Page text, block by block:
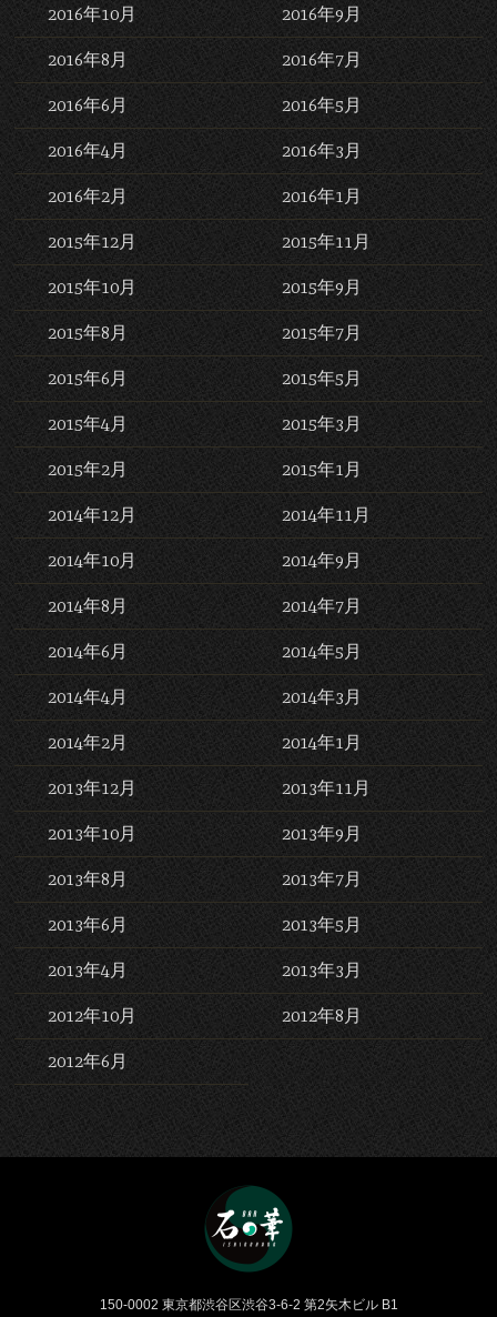
2016年10月 2016年9月
2016年8月 2016年7月
2016年6月 2016年5月
2016年4月 2016年3月
2016年2月 2016年1月
2015年12月 2015年11月
2015年10月 2015年9月
2015年8月 2015年7月
2015年6月 2015年5月
2015年4月 2015年3月
2015年2月 2015年1月
2014年12月 2014年11月
2014年10月 2014年9月
2014年8月 2014年7月
2014年6月 2014年5月
2014年4月 2014年3月
2014年2月 2014年1月
2013年12月 2013年11月
2013年10月 2013年9月
2013年8月 2013年7月
2013年6月 2013年5月
2013年4月 2013年3月
2012年10月 2012年8月
2012年6月
150-0002 東京都渋谷区渋谷3-6-2 第2矢木ビル B1